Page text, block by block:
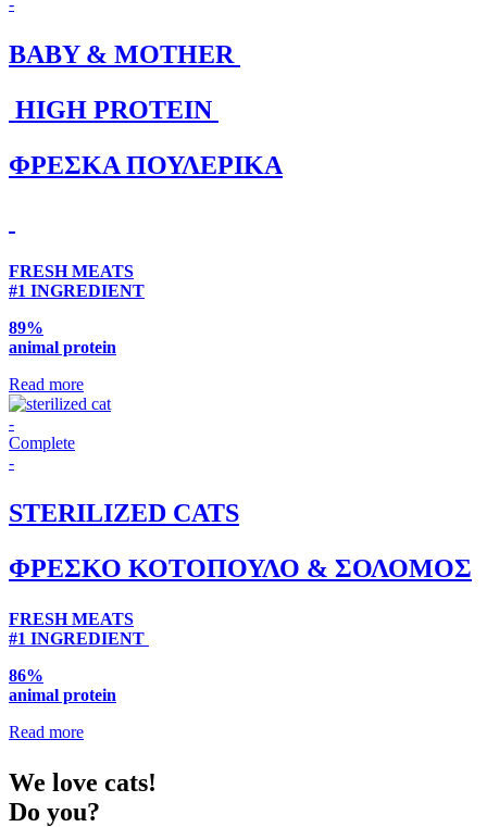
BABY & MOTHER
HIGH PROTEIN
ΦΡΕΣΚΑ ΠΟΥΛΕΡΙΚΑ
FRESH MEATS
#1 INGREDIENT
89%
animal protein
Read more
-
Complete
-
STERILIZED CATS
ΦΡΕΣΚΟ ΚΟΤΟΠΟΥΛΟ & ΣΟΛΟΜΟΣ
FRESH MEATS
#1 INGREDIENT
86%
animal protein
Read more
We love cats!
Do you?